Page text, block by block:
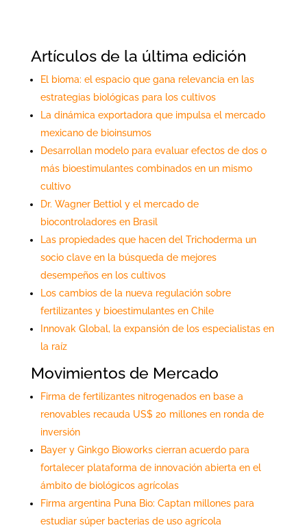
Artículos de la última edición
El bioma: el espacio que gana relevancia en las
estrategias biológicas para los cultivos
La dinámica exportadora que impulsa el mercado
mexicano de bioinsumos
Desarrollan modelo para evaluar efectos de dos o
más bioestimulantes combinados en un mismo
cultivo
Dr. Wagner Bettiol y el mercado de
biocontroladores en Brasil
Las propiedades que hacen del Trichoderma un
socio clave en la búsqueda de mejores
desempeños en los cultivos
Los cambios de la nueva regulación sobre
fertilizantes y bioestimulantes en Chile
Innovak Global, la expansión de los especialistas en
la raíz
Movimientos de Mercado
Firma de fertilizantes nitrogenados en base a
renovables recauda US$ 20 millones en ronda de
inversión
Bayer y Ginkgo Bioworks cierran acuerdo para
fortalecer plataforma de innovación abierta en el
ámbito de biológicos agrícolas
Firma argentina Puna Bio: Captan millones para
estudiar súper bacterias de uso agrícola